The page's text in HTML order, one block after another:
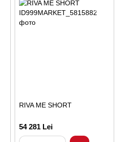
RIVA ME SHORT
54 281 Lei